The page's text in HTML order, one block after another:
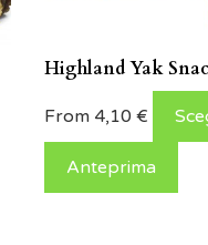
Highland Yak
From 4,10 €
Anteprima